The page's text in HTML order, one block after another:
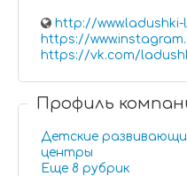
http://
https://
https://vk.com/
Профиль
Детские
центры
Еще 8 рубрик